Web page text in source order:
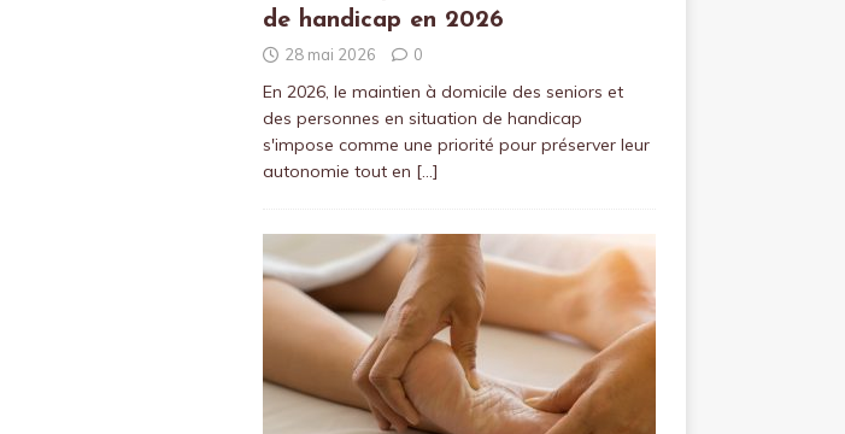
de handicap en 2026
28 mai 2026 0
En 2026, le maintien à domicile des seniors et
des personnes en situation de handicap
s'impose comme une priorité pour préserver leur
autonomie tout en […]